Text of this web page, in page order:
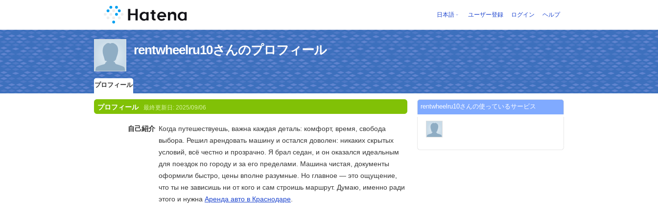
日本語 ユーザー登録 ログイン ヘルプ
rentwheelru10さんのプロフィール
プロフィール
プロフィール 最終更新日: 2025/09/06
自己紹介 Когда путешествуешь, важна каждая деталь: комфорт, время, свобода
выбора. Решил арендовать машину и остался доволен: никаких скрытых
условий, всё честно и прозрачно. Я брал седан, и он оказался идеальным
для поездок по городу и за его пределами. Машина чистая, документы
оформили быстро, цены вполне разумные. Но главное — это ощущение,
что ты не зависишь ни от кого и сам строишь маршрут. Думаю, именно ради
этого и нужна Аренда авто в Краснодаре.
rentwheelru10さんの使っているサービス